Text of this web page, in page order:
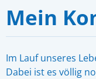
Mein
Im Lauf unseres
Dabei ist es völlig